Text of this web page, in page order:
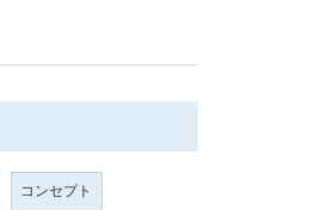
コンセプト